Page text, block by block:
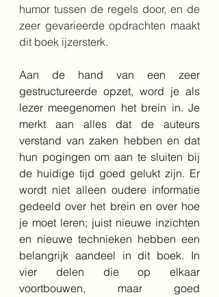
humor tussen de regels door, en de
zeer gevarieerde opdrachten maakt
dit boek ijzersterk.
Aan de hand van een zeer
gestructureerde opzet, word je als
lezer meegenomen het brein in. Je
merkt aan alles dat de auteurs
verstand van zaken hebben en dat
hun pogingen om aan te sluiten bij
de huidige tijd goed gelukt zijn. Er
wordt niet alleen oudere informatie
gedeeld over het brein en over hoe
je moet leren; juist nieuwe inzichten
en nieuwe technieken hebben een
belangrijk aandeel in dit boek. In
vier delen die op elkaar
voortbouwen, maar goed